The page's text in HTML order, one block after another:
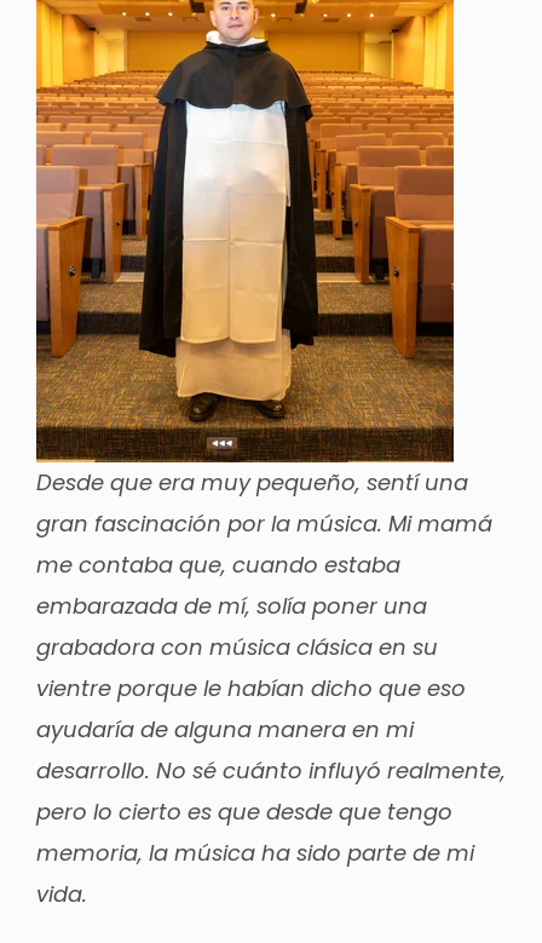
Desde que era muy pequeño, sentí una
gran fascinación por la música. Mi mamá
me contaba que, cuando estaba
embarazada de mí, solía poner una
grabadora con música clásica en su
vientre porque le habían dicho que eso
ayudaría de alguna manera en mi
desarrollo. No sé cuánto influyó realmente,
pero lo cierto es que desde que tengo
memoria, la música ha sido parte de mi
vida.